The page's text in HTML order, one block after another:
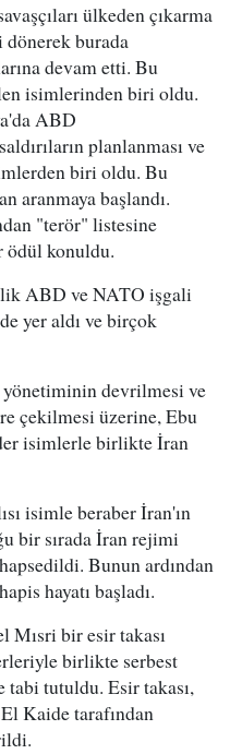
ülkeden çıkarma
burada
devam etti. Bu
isimlerinden biri oldu.
ABD
planlanması ve
biri oldu. Bu
aranmaya başlandı.
"terör" listesine
ödül konuldu.
ABD ve NATO işgali
yer aldı ve birçok
devrilmesi ve
çekilmesi üzerine, Ebu
isimlerle birlikte İran
isimle beraber İran'ın
bir sırada İran rejimi
Bunun ardından
hayatı başladı.
Mısri bir esir takası
birlikte serbest
tabi tutuldu. Esir takası,
Kaide tarafından